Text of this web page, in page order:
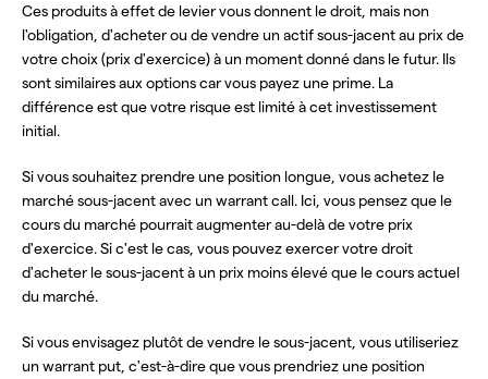
Ces produits à effet de levier vous donnent le droit, mais non
l'obligation, d'acheter ou de vendre un actif sous-jacent au prix de
votre choix (prix d'exercice) à un moment donné dans le futur. Ils
sont similaires aux options car vous payez une prime. La
différence est que votre risque est limité à cet investissement
initial.
Si vous souhaitez prendre une position longue, vous achetez le
marché sous-jacent avec un warrant call. Ici, vous pensez que le
cours du marché pourrait augmenter au-delà de votre prix
d'exercice. Si c'est le cas, vous pouvez exercer votre droit
d'acheter le sous-jacent à un prix moins élevé que le cours actuel
du marché.
Si vous envisagez plutôt de vendre le sous-jacent, vous utiliseriez
un warrant put, c'est-à-dire que vous prendriez une position